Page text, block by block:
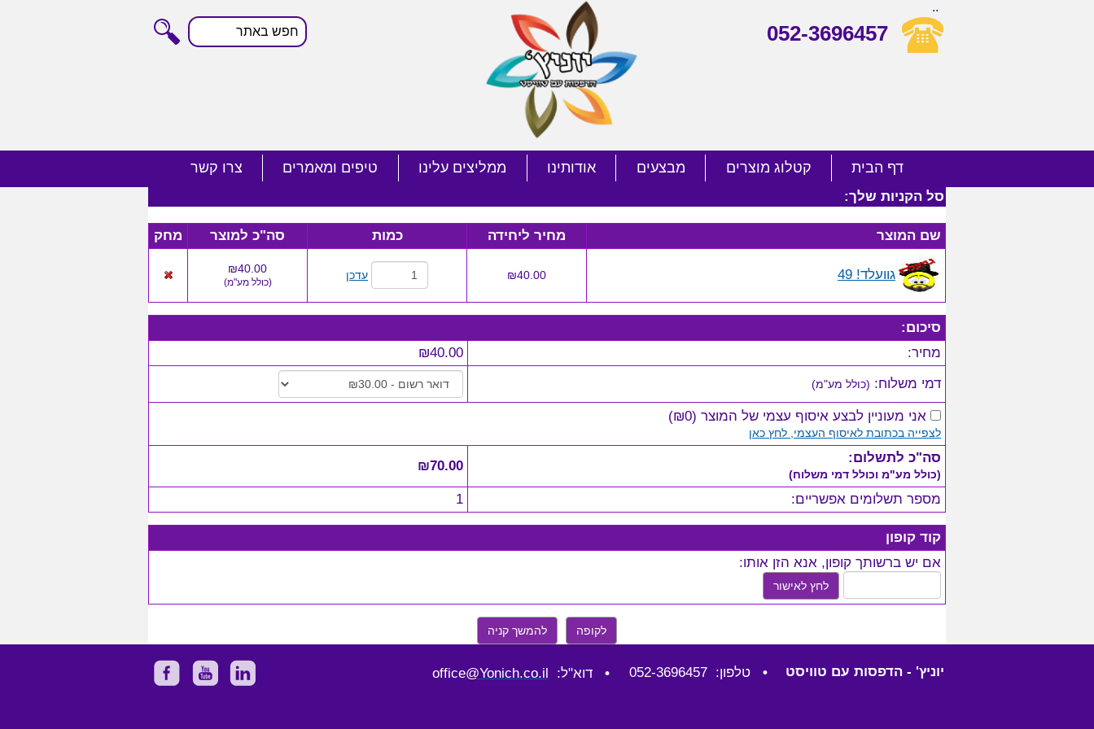
דף הבית קטלוג מוצרים מבצעים אודותינו ממליצים עלינו טיפים ומאמרים צרו קשר
052-3696457
חפש
באתר
..
סל הקניות שלך:
שם המוצר מחיר ליחידה כמות סה"כ למוצר מחק
גוועלד! 49 ₪40.00 עדכן ₪40.00
(כולל מע"מ)
סיכום:
מחיר:
₪40.00
דמי משלוח: (כולל מע"מ)
אני מעוניין לבצע איסוף עצמי של המוצר (
₪0
)
לצפייה בכתובת לאיסוף העצמי, לחץ כאן
סה"כ לתשלום:
(כולל מע"מ וכולל דמי משלוח)
₪70.00
מספר תשלומים אפשריים: 1
קוד קופון
אם יש ברשותך קופון, אנא הזן אותו:
לחץ לאישור
לקופה להמשך קניה
יוניץ' - הדפסות עם טוויסט •טלפון: 052-3696457 • דוא"ל: office @Yonich.co.il